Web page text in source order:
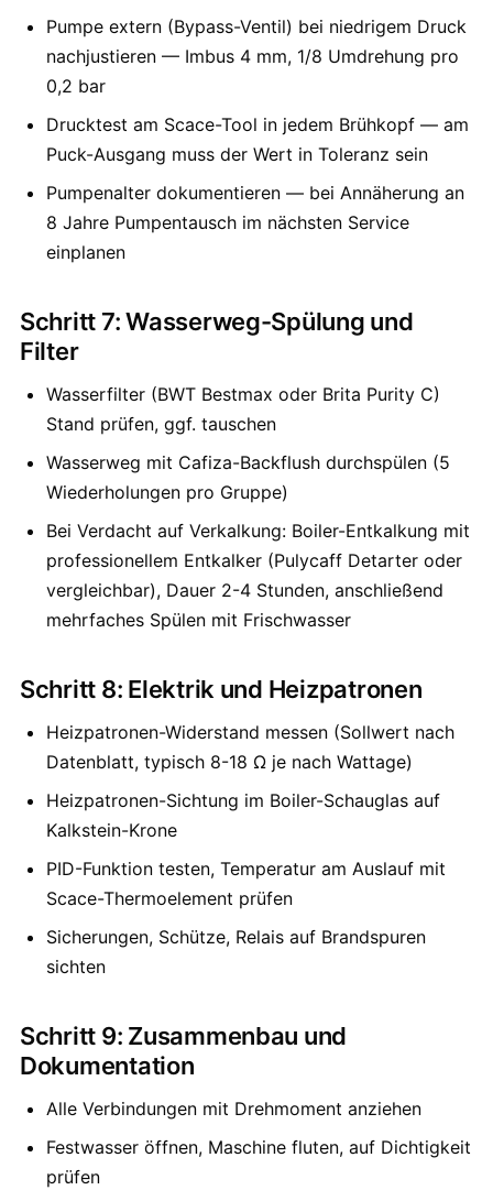
Pumpe extern (Bypass-Ventil) bei niedrigem Druck
nachjustieren — Imbus 4 mm, 1/8 Umdrehung pro
0,2 bar
Drucktest am Scace-Tool in jedem Brühkopf — am
Puck-Ausgang muss der Wert in Toleranz sein
Pumpenalter dokumentieren — bei Annäherung an
8 Jahre Pumpentausch im nächsten Service
einplanen
Schritt 7: Wasserweg-Spülung und
Filter
Wasserfilter (BWT Bestmax oder Brita Purity C)
Stand prüfen, ggf. tauschen
Wasserweg mit Cafiza-Backflush durchspülen (5
Wiederholungen pro Gruppe)
Bei Verdacht auf Verkalkung: Boiler-Entkalkung mit
professionellem Entkalker (Pulycaff Detarter oder
vergleichbar), Dauer 2-4 Stunden, anschließend
mehrfaches Spülen mit Frischwasser
Schritt 8: Elektrik und Heizpatronen
Heizpatronen-Widerstand messen (Sollwert nach
Datenblatt, typisch 8-18 Ω je nach Wattage)
Heizpatronen-Sichtung im Boiler-Schauglas auf
Kalkstein-Krone
PID-Funktion testen, Temperatur am Auslauf mit
Scace-Thermoelement prüfen
Sicherungen, Schütze, Relais auf Brandspuren
sichten
Schritt 9: Zusammenbau und
Dokumentation
Alle Verbindungen mit Drehmoment anziehen
Festwasser öffnen, Maschine fluten, auf Dichtigkeit
prüfen